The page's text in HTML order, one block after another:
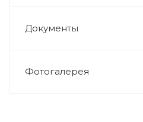
Документы
Фотогалерея